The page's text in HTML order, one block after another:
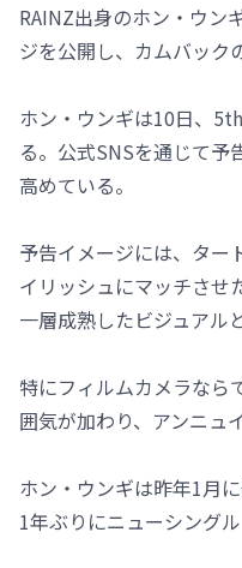
RAINZ出身のホン・ウン
ジを公開し、カムバック
ホン・ウンギは10日、
る。公式SNSを通じて予
高めている。
予告イメージには、ター
イリッシュにマッチさせ
一層成熟したビジュアル
特にフィルムカメラなら
囲気が加わり、アンニュ
ホン・ウンギは昨年1月
1年ぶりにニューシング